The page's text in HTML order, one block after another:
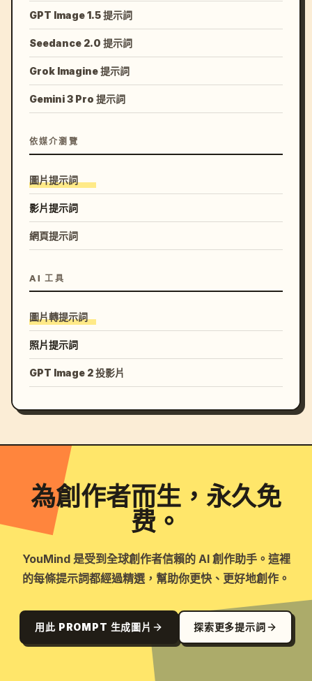
GPT Image 1.5 提示詞
Seedance 2.0 提示詞
Grok Imagine 提示詞
Gemini 3 Pro 提示詞
依媒介瀏覽
圖片提示詞
影片提示詞
網頁提示詞
AI 工具
圖片轉提示詞
照片提示詞
GPT Image 2 投影片
為創作者而生，永久免
费。
YouMind 是受到全球創作者信賴的 AI 創作助手。這裡
的每條提示詞都經過精選，幫助你更快、更好地創作。
用此 PROMPT 生成圖片 探索更多提示詞